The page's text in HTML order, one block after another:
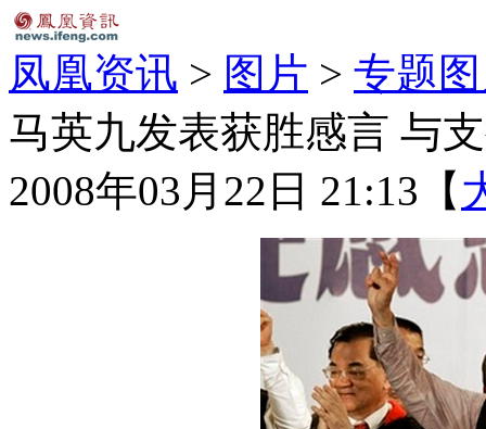
凤凰资讯 > 图片 > 专题
马英九发表获胜感言 与
2008年03月22日 21:13 【